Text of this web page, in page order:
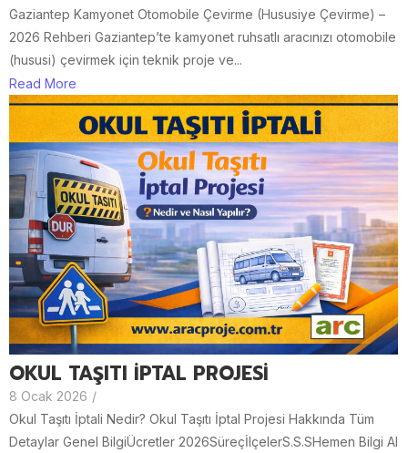
Gaziantep Kamyonet Otomobile Çevirme (Hususiye Çevirme) –
2026 Rehberi Gaziantep’te kamyonet ruhsatlı aracınızı otomobile
(hususi) çevirmek için teknik proje ve...
Read More
OKUL TAŞITI İPTAL PROJESİ
8 Ocak 2026 /
Okul Taşıtı İptali Nedir? Okul Taşıtı İptal Projesi Hakkında Tüm
Detaylar Genel BilgiÜcretler 2026SüreçİlçelerS.S.SHemen Bilgi Al